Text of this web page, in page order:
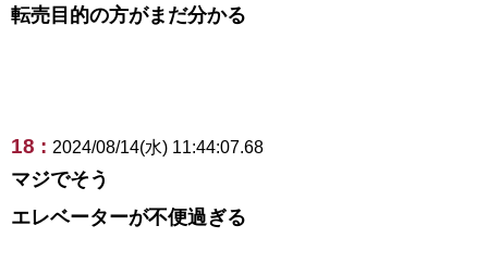
転売目的の方がまだ分かる
18 : 2024/08/14(水) 11:44:07.68
マジでそう
エレベーターが不便過ぎる